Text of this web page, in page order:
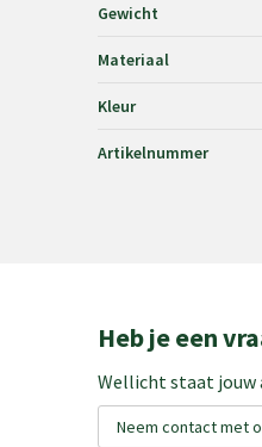
Gewicht
Materiaal
Kleur
Artikelnummer
Heb je een
Wellicht staat jouw
Neem contact met